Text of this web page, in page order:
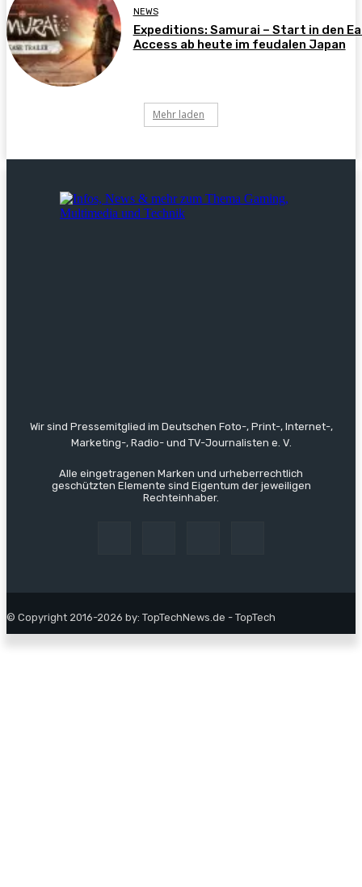
NEWS
Expeditions: Samurai – Start in den
Access ab heute im feudalen Japan
Mehr laden
Wir sind Pressemitglied im Deutschen Foto-, Print-, Internet-,
Marketing-, Radio- und TV-Journalisten e. V.
Alle eingetragenen Marken und urheberrechtlich
geschützten Elemente sind Eigentum der jeweiligen
Rechteinhaber.
© Copyright 2016-2026 by: TopTechNews.de - TopTech